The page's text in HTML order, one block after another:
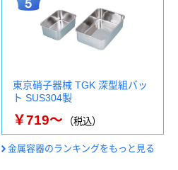
東京硝子器械 TGK 深型組バッ
ト SUS304製
￥719～ （税込）
金属容器のランキングをもっと見る